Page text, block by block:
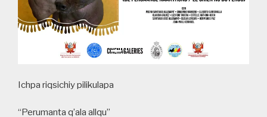
Ichpa riqsichiy pilikulapa
“Perumanta q’ala allqu”